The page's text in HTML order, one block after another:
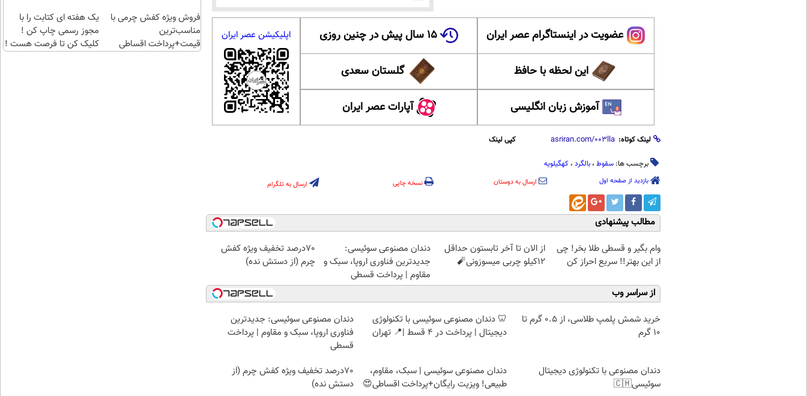
عضویت در اینستاگرام عصر ایران ۱۵ سال پیش در چنین روزی
این لحظه با حافظ گلستان سعدی
آموزش زبان انگلیسی آپارات عصر ایران
اپلیکیشن عصر ایران
لینک کوتاه: کپی لینک
برچسب ها: سقوط ، بالگرد ، کهگیلویه
بازدید از صفحه اول ارسال به دوستان نسخه چاپی ارسال به تلگرام
مطالب پیشنهادی
وام بگیر و قسطی طلا بخر! چی
از این بهتر!! سریع احراز کن
از الان تا آخر تابستون حداقل
12کیلو چربی میسوزونی🧨
دندان مصنوعی سوئیسی:
جدیدترین فناوری اروپا، سبک و
مقاوم | پرداخت قسطی
70درصد تخفیف ویژه کفش
چرم (از دستش نده)
از سراسر وب
خرید شمش پلمپ طلاسی، از ۰.۵ گرم تا
۱۰ گرم
🦷 دندان مصنوعی سوئیسی با تکنولوژی
دیجیتال | پرداخت در 4 قسط |📍 تهران
دندان مصنوعی سوئیسی: جدیدترین
فناوری اروپا، سبک و مقاوم | پرداخت
قسطی
دندان مصنوعی با تکنولوژی دیجیتال
سوئیسی🇨🇭
دندان مصنوعی سوئیسی | سبک، مقاوم،
طبیعی! ویزیت رایگان+پرداخت اقساطی😍
70درصد تخفیف ویژه کفش چرم (از
دستش نده)
فروش ویژه کفش چرمی با
مناسب‌ترین
قیمت+پرداخت اقساطی
یک هفته ای کتابت را با
مجوز رسمی چاپ کن !
کلیک کن تا فرصت هست !